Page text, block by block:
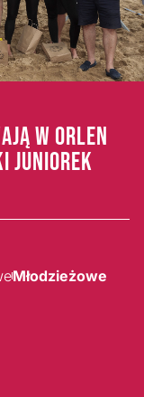
W ORLEN
JUNIOREK
Młodzieżowe